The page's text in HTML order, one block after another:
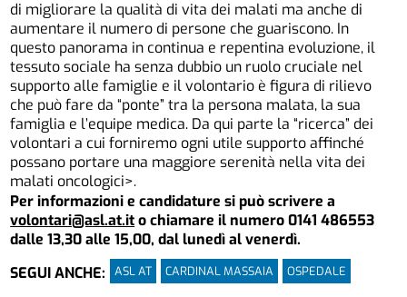
di migliorare la qualità di vita dei malati ma anche di
aumentare il numero di persone che guariscono. In
questo panorama in continua e repentina evoluzione, il
tessuto sociale ha senza dubbio un ruolo cruciale nel
supporto alle famiglie e il volontario è figura di rilievo
che può fare da “ponte” tra la persona malata, la sua
famiglia e l’equipe medica. Da qui parte la “ricerca” dei
volontari a cui forniremo ogni utile supporto affinché
possano portare una maggiore serenità nella vita dei
malati oncologici>.
Per informazioni e candidature si può scrivere a
volontari@asl.at.ito chiamare il numero 0141 486553
dalle 13,30 alle 15,00, dal lunedì al venerdì.
SEGUI ANCHE:
ASL AT CARDINAL MASSAIA OSPEDALE